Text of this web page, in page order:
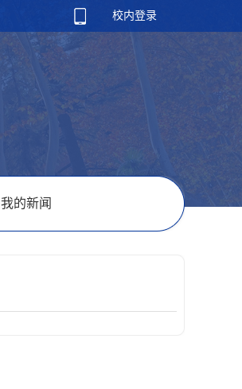
校内登录
我的新闻